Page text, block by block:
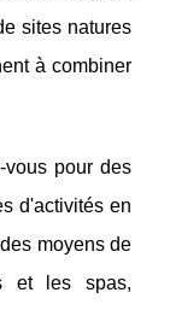
sites natures
à combiner
vous pour des
d'activités en
moyens de
et les spas,